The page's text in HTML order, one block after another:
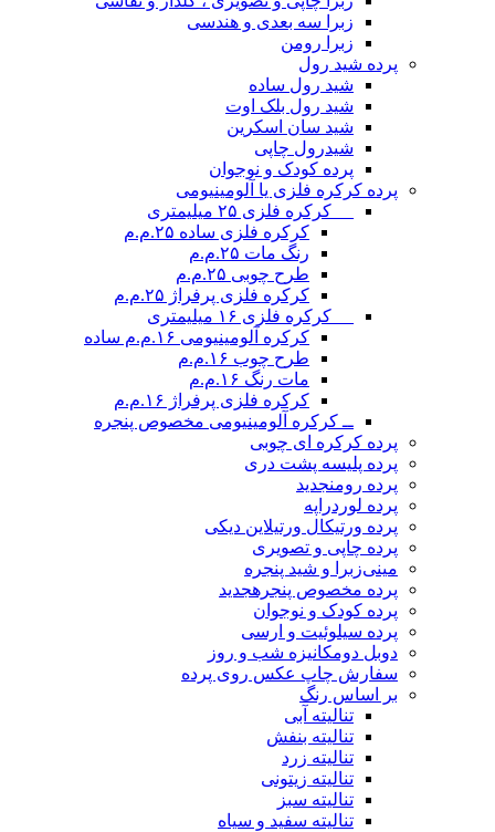
زبرا سه بعدی و هندسی
زبرا رومن
پرده شید رول
شید رول ساده
شید رول بلک اوت
شید سان اسکرین
شیدرول چاپی
پرده کودک و نوجوان
پرده کرکره فلزی یا آلومینیومی
__ کرکره فلزی ۲۵ میلیمتری
کرکره فلزی ساده ۲۵.م.م
رنگ مات ۲۵.م.م
طرح چوبی ۲۵.م.م
کرکره فلزی پرفراژ ۲۵.م.م
__ کرکره فلزی ۱۶ میلیمتری
کرکره آلومینیومی ۱۶.م.م ساده
طرح چوب ۱۶.م.م
مات رنگ ۱۶.م.م
کرکره فلزی پرفراژ ۱۶.م.م
ــ کرکره آلومینیومی مخصوص پنجره
پرده کرکره ای چوبی
پرده پلیسه پشت دری
پرده رومنجدید
پرده لوردراپه
پرده ورتیکال ورتیلاین دیکی
پرده چاپی و تصویری
مینی‌زبرا و شید پنجره
پرده مخصوص پنجرهجدید
پرده کودک و نوجوان
پرده سیلوئیت و ارسی
دوبل دومکانیزه شب و روز
سفارش چاپ عکس روی پرده
بر اساس رنگ
تنالیته آبی
تنالیته بنفش
تنالیته زرد
تنالیته زیتونی
تنالیته سبز
تنالیته سفید و سیاه